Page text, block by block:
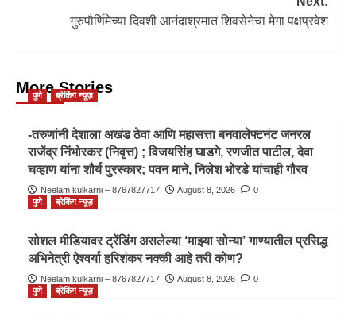
गुरुपौर्णिमेच्या दिवशी आनंदाश्रमात शिवसेनेचा मेगा पक्षप्रवेश
More Stories
पुणे ब्रेकिंग न्यूज़
-तरुणांनी देशाला अखंड ठेवा आणि महासत्ता बनवालेफ्टनंट जनरल
राजेंद्र निंभोरकर (निवृत्त) ; विजयसिंह घाडगे, रणजीत पाटील, देवा
चव्हाण यांना शौर्य पुरस्कार; पवन माने, निलेश भोरडे यांचाही गौरव
Neelam kulkarni – 8767827717 August 8, 2026
0
पुणे
ब्रेकिंग न्यूज़
सोशल मीडियावर ट्रेंडिंग असलेल्या ‘माझ्या सोन्या’ गाण्यातील प्रसिद्ध
अभिनेत्री ऐश्वर्या हरिशंकर नक्की आहे तरी कोण?
Neelam kulkarni – 8767827717 August 8, 2026
0
पुणे
ब्रेकिंग न्यूज़